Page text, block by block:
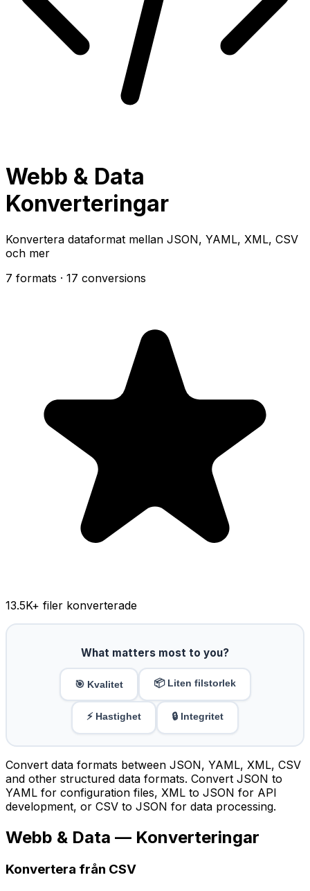
Webb & Data
Konverteringar
Konvertera dataformat mellan JSON, YAML, XML, CSV
och mer
7 formats · 17 conversions
13.5K+ filer konverterade
What matters most to you?
🎯 Kvalitet 📦 Liten filstorlek
⚡ Hastighet 🔒 Integritet
Convert data formats between JSON, YAML, XML, CSV
and other structured data formats. Convert JSON to
YAML for configuration files, XML to JSON for API
development, or CSV to JSON for data processing.
Webb & Data — Konverteringar
Konvertera från CSV